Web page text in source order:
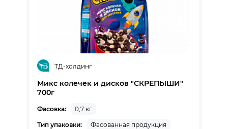
ТД-холдинг
Микс колечек и дисков "СКРЕПЫШИ"
700г
Фасовка:
0,7 кг
Тип упаковки:
Фасованная продукция